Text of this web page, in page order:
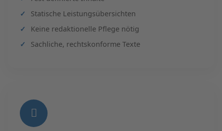
Statische Leistungsübersichten
Keine redaktionelle Pflege nötig
Sachliche, rechtskonforme Texte